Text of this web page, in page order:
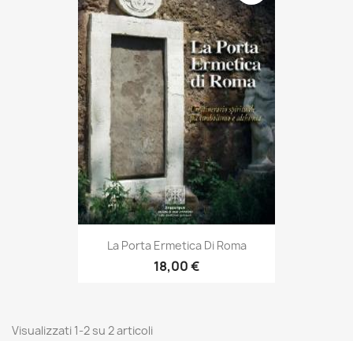
La Porta Ermetica Di Roma
18,00 €
Visualizzati 1-2 su 2 articoli